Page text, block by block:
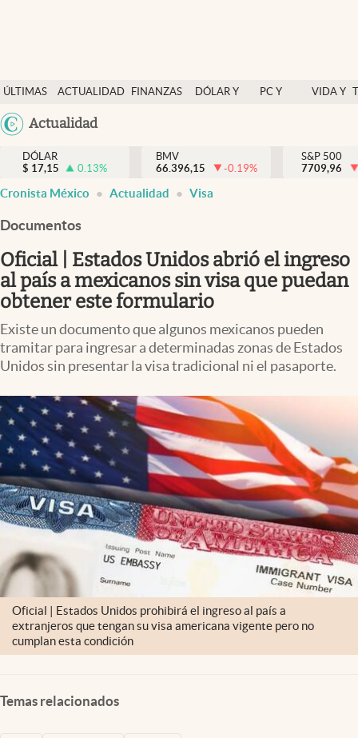
ÚLTIMAS
NOTICIAS
ACTUALIDAD
FINANZAS
DÓLAR Y
PC Y
VIDA Y
México
Actualidad
Actualidad
Finanzas y economía
Dólar y mercados
Pc y celular
Vida y estilo
Tv
Clima
Espiritualidad
Mediakit
abre en nueva pestaña
México
DÓLAR
$ 17,15 0.13%
BMV
66.396,15
-0.19%
S&P 500
7709,96
Cronista México Actualidad Visa
Documentos
Oficial | Estados Unidos abrió el ingreso
al país a mexicanos sin visa que puedan
obtener este formulario
Existe un documento que algunos mexicanos pueden
tramitar para ingresar a determinadas zonas de Estados
Unidos sin presentar la visa tradicional ni el pasaporte.
Oficial | Estados Unidos prohibirá el ingreso al país a
extranjeros que tengan su visa americana vigente pero no
cumplan esta condición
Temas relacionados